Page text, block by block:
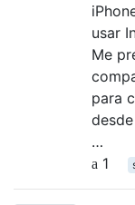
usar
Me
para
…
1